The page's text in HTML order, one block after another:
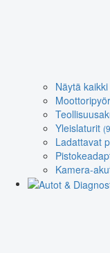
Näytä
Yleislaturit
Ladattavat
Kamera-